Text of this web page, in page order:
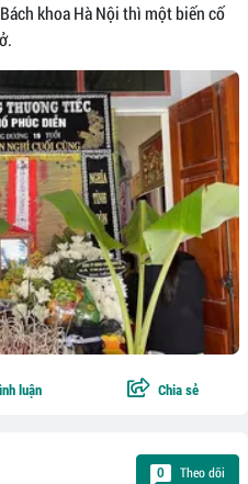
khoa Hà Nội thì một biến cố
luận Chia sẻ
0 Theo dõi